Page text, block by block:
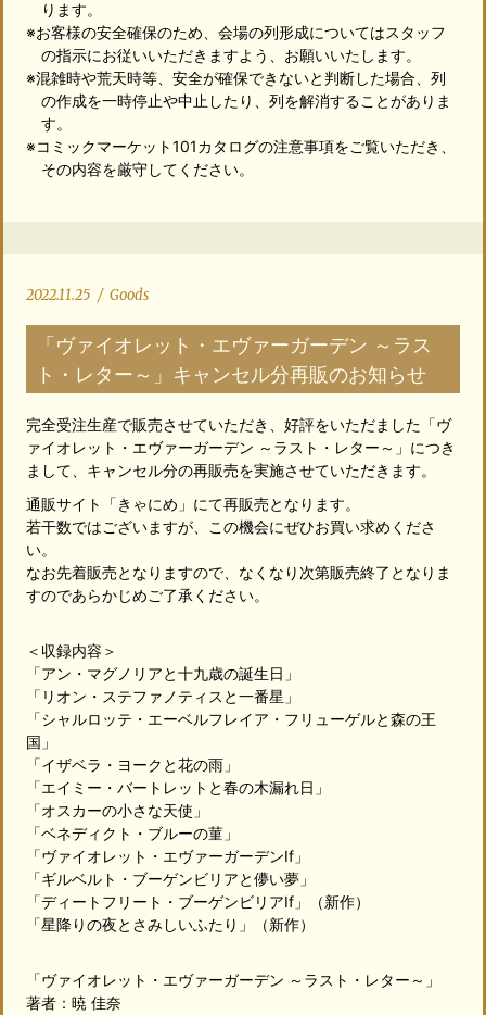
ります。
※お客様の安全確保のため、会場の列形成についてはスタッフ
の指示にお従いいただきますよう、お願いいたします。
※混雑時や荒天時等、安全が確保できないと判断した場合、列
の作成を一時停止や中止したり、列を解消することがありま
す。
※コミックマーケット101カタログの注意事項をご覧いただき、
その内容を厳守してください。
2022.11.25 / Goods
「ヴァイオレット・エヴァーガーデン ～ラス
ト・レター～」キャンセル分再販のお知らせ
完全受注生産で販売させていただき、好評をいただました「ヴ
ァイオレット・エヴァーガーデン ～ラスト・レター～」につき
まして、キャンセル分の再販売を実施させていただきます。
通販サイト「きゃにめ」にて再販売となります。
若干数ではございますが、この機会にぜひお買い求めくださ
い。
なお先着販売となりますので、なくなり次第販売終了となりま
すのであらかじめご了承ください。
＜収録内容＞
「アン・マグノリアと十九歳の誕生日」
「リオン・ステファノティスと一番星」
「シャルロッテ・エーベルフレイア・フリューゲルと森の王
国」
「イザベラ・ヨークと花の雨」
「エイミー・バートレットと春の木漏れ日」
「オスカーの小さな天使」
「ベネディクト・ブルーの菫」
「ヴァイオレット・エヴァーガーデンIf」
「ギルベルト・ブーゲンビリアと儚い夢」
「ディートフリート・ブーゲンビリアIf」（新作）
「星降りの夜とさみしいふたり」（新作）
「ヴァイオレット・エヴァーガーデン ～ラスト・レター～」
著者：暁 佳奈